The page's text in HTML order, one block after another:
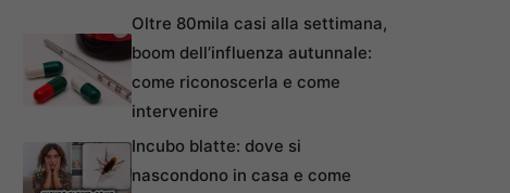
Oltre 80mila casi alla settimana,
boom dell’influenza autunnale:
come riconoscerla e come
intervenire
Incubo blatte: dove si
nascondono in casa e come